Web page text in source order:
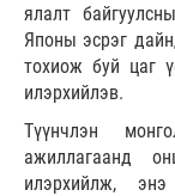
ялалт
Японы эсрэг
тохиож буй цаг
илэрхийлэв.
Түүнчлэн
ажиллагаанд
илэрхийлж,